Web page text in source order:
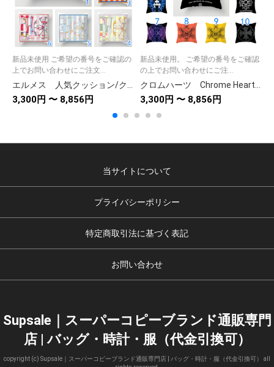
新品未使用 ご希望の番号をご確認の
上でお問い合わせにご注文...
エルメス 人気クッション/クッションカバー HERMES クッション中身 カラフル ソファ背当て 装飾枕カバー 座布団カバー 6色
3,300円 〜 8,856円
新品未使用。 ご希望の番号をご確認
の上でお問い合わせにご注...
クロムハーツ Chrome Hearts クッションカバー クッション 中身あり カバーリネン ベルベット ソファークッションインテリア 13色
3,300円 〜 8,856円
当サイトについて
プライバシーポリシー
特定商取引法に基づく表記
お問い合わせ
Supsale｜スーパーコピーブランド通販専門
店 | バッグ・時計・服（代金引換可）
copyright (c) Supsale｜スーパーコピーブランド通販専門店 | バッグ・時計・服（代金引換可） all